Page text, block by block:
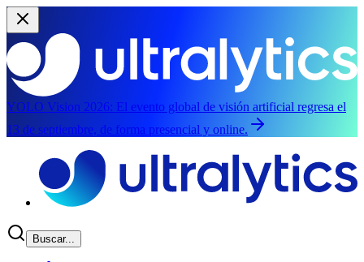
YOLO Vision 2026: El evento global de visión artificial regresa el
13 de septiembre, de forma presencial y online.
Buscar...